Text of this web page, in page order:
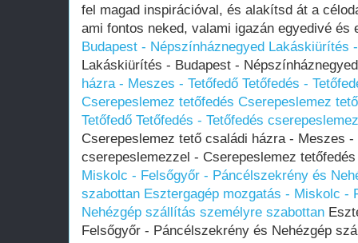
fel magad inspirációval, és alakítsd át a
ami fontos neked, valami igazán egyedivé és
Budapest - Népszínháznegyed Lakáskiürítés
Lakáskiürítés - Budapest -
házra - Meszes - Tetőfedő Tetőfedés -
Cserepeslemez tetőfedés Cserepeslemez
Tetőfedő Tetőfedés - Tetőfedés
Cserepeslemez tető családi házra - Meszes -
cserepeslemezzel - Cserepeslemez
Miskolc - Felsőgyőr - Páncélszekrény és
szabottan Esztergagép mozgatás - Miskolc -
Nehézgép szállítás személyre szabottan
Felsőgyőr - Páncélszekrény és Nehézgép